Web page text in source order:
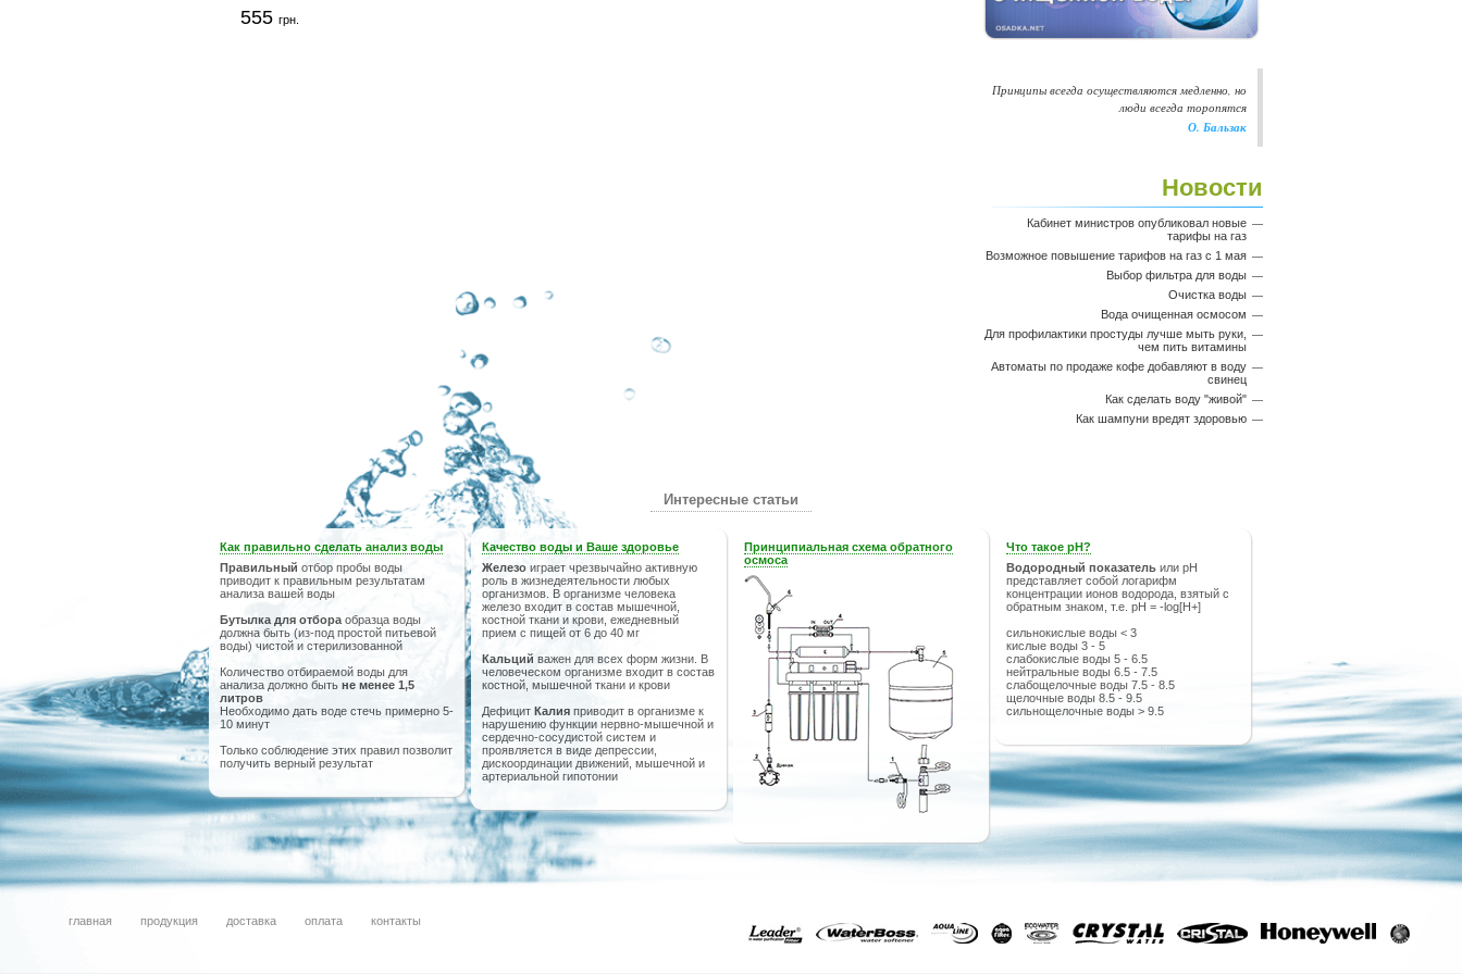
555 грн.
Принципы всегда осуществляются медленно, но
люди всегда торопятся
О. Бальзак
Новости
Кабинет министров опубликовал новые
тарифы на газ
Возможное повышение тарифов на газ с 1 мая
Выбор фильтра для воды
Очистка воды
Вода очищенная осмосом
Для профилактики простуды лучше мыть руки,
чем пить витамины
Автоматы по продаже кофе добавляют в воду
свинец
Как сделать воду "живой"
Как шампуни вредят здоровью
Интересные статьи
Как правильно сделать анализ воды
Правильный отбор пробы воды
приводит к правильным результатам
анализа вашей воды
Бутылка для отбора образца воды
должна быть (из-под простой питьевой
воды) чистой и стерилизованной
Количество отбираемой воды для
анализа должно быть не менее 1,5
литров
Необходимо дать воде стечь примерно 5-
10 минут
Только соблюдение этих правил позволит
получить верный результат
Качество воды и Ваше здоровье
Железо играет чрезвычайно активную
роль в жизнедеятельности любых
организмов. В организме человека
железо входит в состав мышечной,
костной ткани и крови, ежедневный
прием с пищей от 6 до 40 мг
Кальций важен для всех форм жизни. В
человеческом организме входит в состав
костной, мышечной ткани и крови
Дефицит Калия приводит в организме к
нарушению функции нервно-мышечной и
сердечно-сосудистой систем и
проявляется в виде депрессии,
дискоординации движений, мышечной и
артериальной гипотонии
Принципиальная схема обратного
осмоса
Что такое рН?
Водородный показатель или рН
представляет собой логарифм
концентрации ионов водорода, взятый с
обратным знаком, т.е. pH = -log[H+]
сильнокислые воды < 3
кислые воды 3 - 5
слабокислые воды 5 - 6.5
нейтральные воды 6.5 - 7.5
слабощелочные воды 7.5 - 8.5
щелочные воды 8.5 - 9.5
сильнощелочные воды > 9.5
главная продукция доставка оплата контакты